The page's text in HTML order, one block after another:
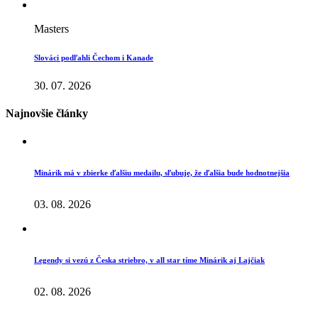
Masters
Slováci podľahli Čechom i Kanade
30. 07. 2026
Najnovšie články
Minárik má v zbierke ďalšiu medailu, sľubuje, že ďalšia bude hodnotnejšia
03. 08. 2026
Legendy si vezú z Česka striebro, v all star tíme Minárik aj Lajčiak
02. 08. 2026